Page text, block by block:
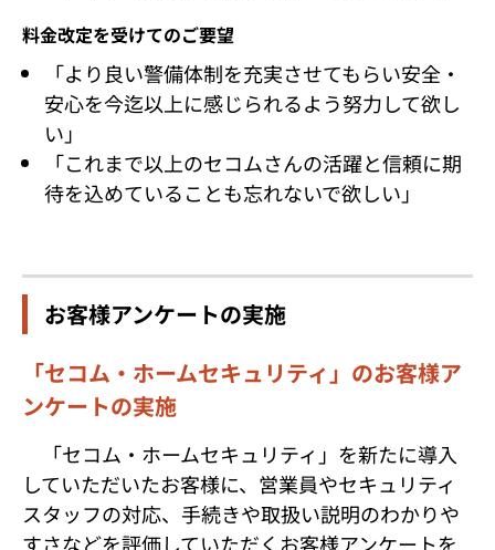
料金改定を受けてのご要望
「より良い警備体制を充実させてもらい安全・
安心を今迄以上に感じられるよう努力して欲し
い」
「これまで以上のセコムさんの活躍と信頼に期
待を込めていることも忘れないで欲しい」
お客様アンケートの実施
「セコム・ホームセキュリティ」のお客様ア
ンケートの実施
「セコム・ホームセキュリティ」を新たに導入
していただいたお客様に、営業員やセキュリティ
スタッフの対応、手続きや取扱い説明のわかりや
すさなどを評価していただくお客様アンケートを